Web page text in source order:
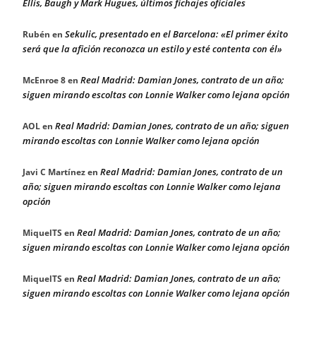
Ellis, Baugh y Mark Hugues, últimos fichajes oficiales
Rubén en Sekulic, presentado en el Barcelona: «El primer éxito
será que la afición reconozca un estilo y esté contenta con él»
McEnroe 8en Real Madrid: Damian Jones, contrato de un año;
siguen mirando escoltas con Lonnie Walker como lejana opción
AOLen Real Madrid: Damian Jones, contrato de un año; siguen
mirando escoltas con Lonnie Walker como lejana opción
Javi C Martínezen Real Madrid: Damian Jones, contrato de un
año; siguen mirando escoltas con Lonnie Walker como lejana
opción
MiquelTS en Real Madrid: Damian Jones, contrato de un año;
siguen mirando escoltas con Lonnie Walker como lejana opción
MiquelTS en Real Madrid: Damian Jones, contrato de un año;
siguen mirando escoltas con Lonnie Walker como lejana opción